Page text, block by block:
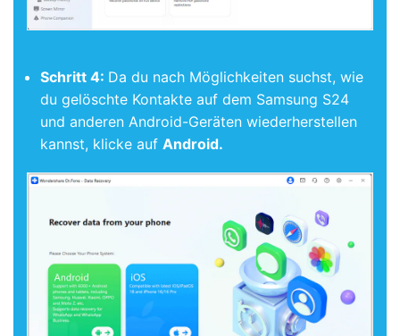
Schritt 4: Da du nach Möglichkeiten suchst, wie
du gelöschte Kontakte auf dem Samsung S24
und anderen Android-Geräten wiederherstellen
kannst, klicke auf Android.